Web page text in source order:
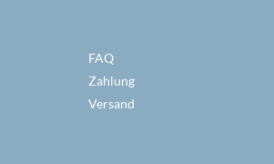
FAQ
Zahlung
Versand